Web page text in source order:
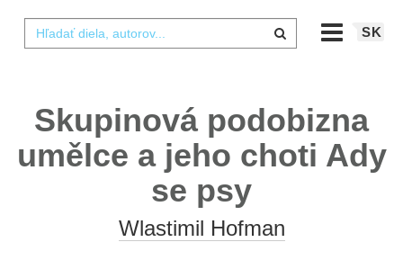
SK
Skupinová podobizna
umělce a jeho choti Ady
se psy
Wlastimil Hofman